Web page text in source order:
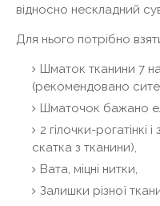
відносно нескладний
Для нього потрібно
Шматок тканини 7
(рекомендовано
Шматочок бажано
2 гілочки-
скатка з тканини),
Вата, міцні нитки,
Залишки різної